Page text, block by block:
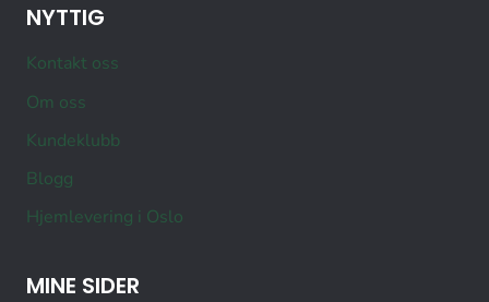
NYTTIG
Kontakt oss
Om oss
Kundeklubb
Blogg
Hjemlevering i Oslo
MINE SIDER